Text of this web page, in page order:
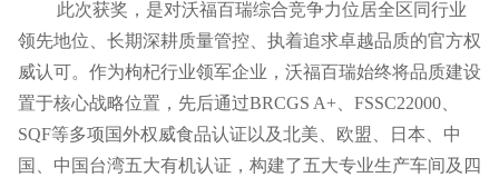
此次获奖，是对沃福百瑞综合竞争力位居全区同行业
领先地位、长期深耕质量管控、执着追求卓越品质的官方权
威认可。作为枸杞行业领军企业，沃福百瑞始终将品质建设
置于核心战略位置，先后通过BRCGS A+、FSSC22000、
SQF等多项国外权威食品认证以及北美、欧盟、日本、中
国、中国台湾五大有机认证，构建了五大专业生产车间及四